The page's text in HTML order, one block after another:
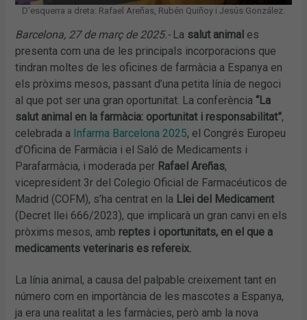
D’esquerra a dreta: Rafael Areñas, Rubén Quiñoy i Jesús González.
Barcelona, 27 de març de 2025.- La salut animal es
presenta com una de les principals incorporacions que
tindran moltes de les oficines de farmàcia a Espanya en
els pròxims mesos, passant d’una petita línia de negoci
al que pot ser una gran oportunitat. La conferència “La
salut animal en la farmàcia: oportunitat i responsabilitat”,
celebrada a Infarma Barcelona 2025, el Congrés Europeu
d’Oficina de Farmàcia i el Saló de Medicaments i
Parafarmàcia, i moderada per Rafael Areñas,
vicepresident 3r del Colegio Oficial de Farmacéuticos de
Madrid (COFM), s’ha centrat en la Llei del Medicament
(Decret llei 666/2023), que implicarà un gran canvi en els
pròxims mesos, amb reptes i oportunitats, en el que a
medicaments veterinaris es refereix.
La línia animal, a causa del palpable creixement tant en
número com en importància de les mascotes a Espanya,
ja era una realitat a les farmàcies, però amb la nova